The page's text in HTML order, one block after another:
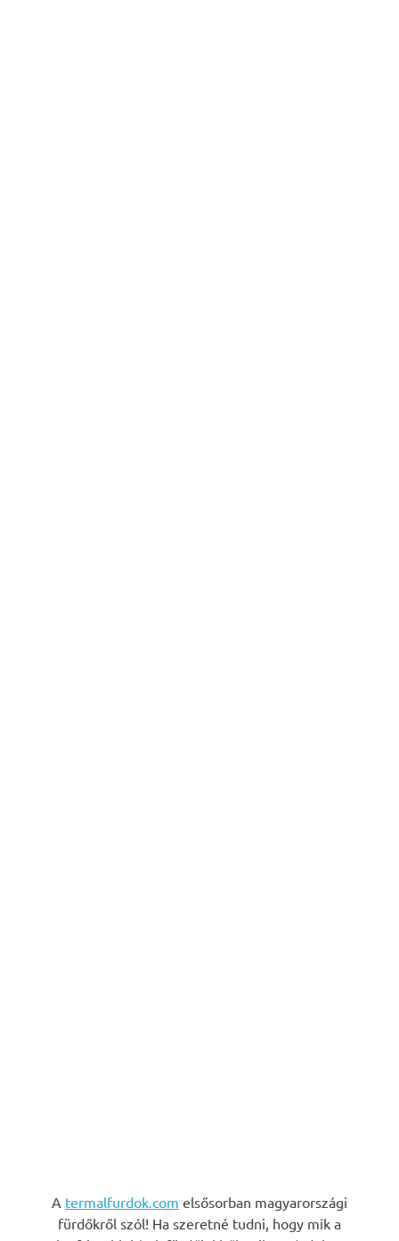
A termalfurdok.com elsősorban magyarországi
fürdőkről szól! Ha szeretné tudni, hogy mik a